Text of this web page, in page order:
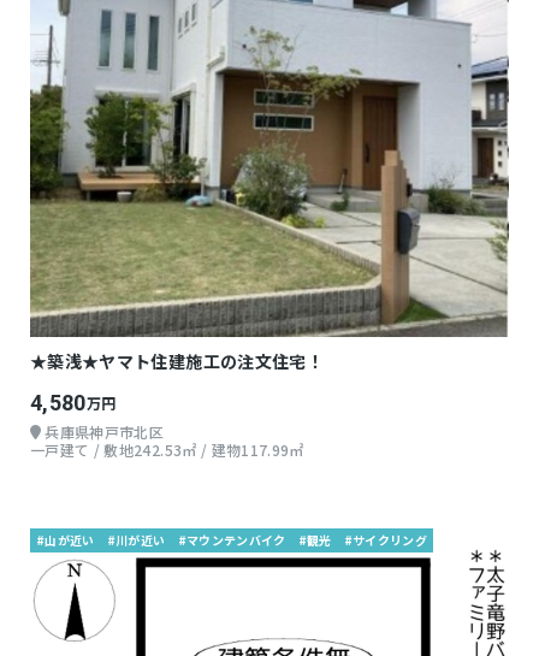
★築浅★ヤマト住建施工の注文住宅！
4,580万円
兵庫県神戸市北区
一戸建て / 敷地242.53㎡ / 建物117.99㎡
#山が近い #川が近い #マウンテンバイク #観光 #サイクリング